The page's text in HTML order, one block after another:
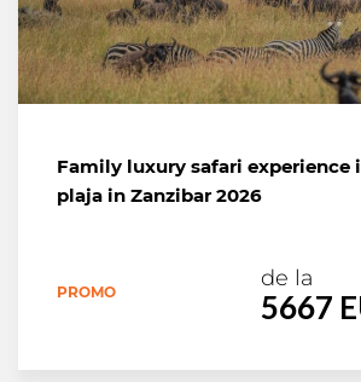
Family luxury safari experience
plaja in Zanzibar 2026
PROMO
de la
5667